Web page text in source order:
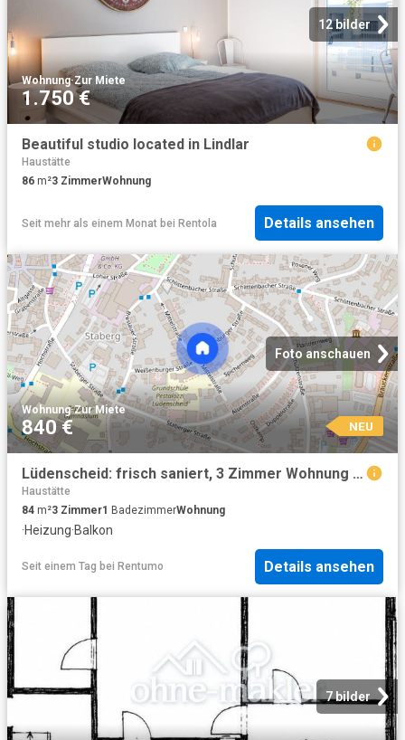
12 bilder
Wohnung·Zur Miete
1.750 €
Beautiful studio located in Lindlar
Haustätte
86 m²3 ZimmerWohnung
Seit mehr als einem Monat bei Rentola Details ansehen
Foto anschauen
Wohnung·Zur Miete
840 € NEU
Lüdenscheid: frisch saniert, 3 Zimmer Wohnung mit Balkon & Fußbodenheizung
Haustätte
84 m²3 Zimmer1 BadezimmerWohnung
·Heizung·Balkon
Seit einem Tag bei Rentumo Details ansehen
7 bilder